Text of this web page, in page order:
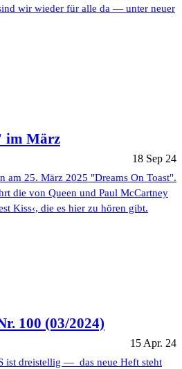
wir wieder für alle da — unter neuer
im März
18 Sep 24
am 25. März 2025 "Dreams On Toast".
die von Queen und Paul McCartney
Kiss‹, die es hier zu hören gibt.
100 (03/2024)
15 Apr. 24
ist dreistellig — das neue Heft steht